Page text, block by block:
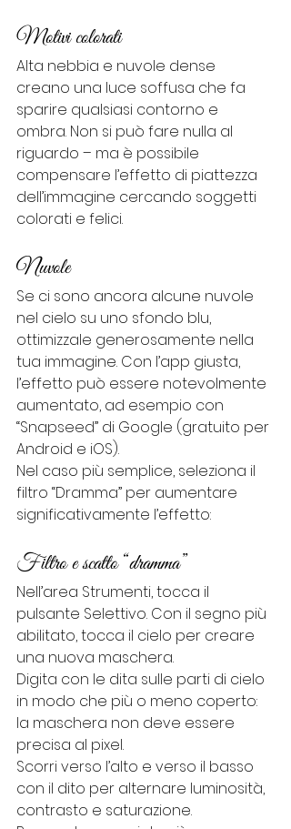
Motivi colorati
Alta nebbia e nuvole dense
creano una luce soffusa che fa
sparire qualsiasi contorno e
ombra. Non si può fare nulla al
riguardo – ma è possibile
compensare l’effetto di piattezza
dell’immagine cercando soggetti
colorati e felici.
Nuvole
Se ci sono ancora alcune nuvole
nel cielo su uno sfondo blu,
ottimizzale generosamente nella
tua immagine. Con l’app giusta,
l’effetto può essere notevolmente
aumentato, ad esempio con
“Snapseed” di Google (gratuito per
Android e iOS).
Nel caso più semplice, seleziona il
filtro “Dramma” per aumentare
significativamente l’effetto:
Filtro e scatto “dramma”
Nell’area Strumenti, tocca il
pulsante Selettivo. Con il segno più
abilitato, tocca il cielo per creare
una nuova maschera.
Digita con le dita sulle parti di cielo
in modo che più o meno coperto:
la maschera non deve essere
precisa al pixel.
Scorri verso l’alto e verso il basso
con il dito per alternare luminosità,
contrasto e saturazione.